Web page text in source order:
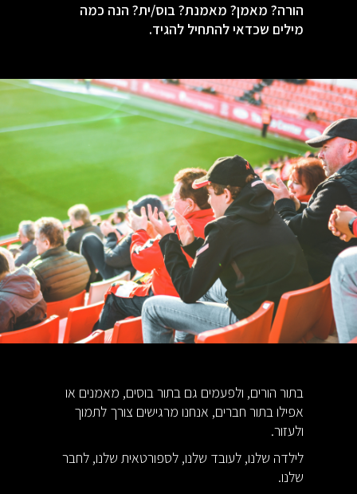
הורה? מאמן? מאמנת? בוס/ית? הנה כמה
מילים שכדאי להתחיל להגיד.
בתור הורים, ולפעמים גם בתור בוסים, מאמנים או
אפילו בתור חברים, אנחנו מרגישים צורך לתמוך
ולעזור.
לילדה שלנו, לעובד שלנו, לספורטאית שלנו, לחבר
שלנו.